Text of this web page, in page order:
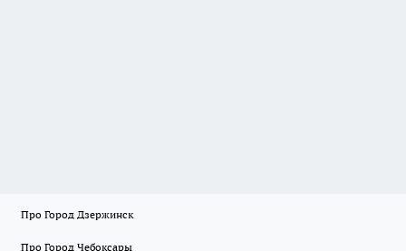
Про Город Дзержинск
Про Город Чебоксары